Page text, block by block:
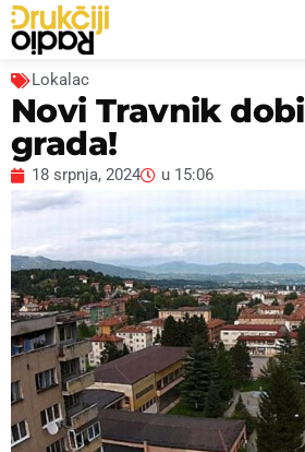
Lokalac
Novi Travnik
grada!
18 srpnja, 2024 u 15:06